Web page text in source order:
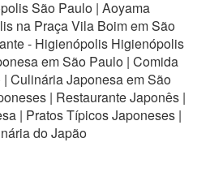
São Paulo | Aoyama
na Praça Vila Boim em São
- Higienópolis Higienópolis
em São Paulo | Comida
Culinária Japonesa em São
| Restaurante Japonês |
| Pratos Típicos Japoneses |
do Japão